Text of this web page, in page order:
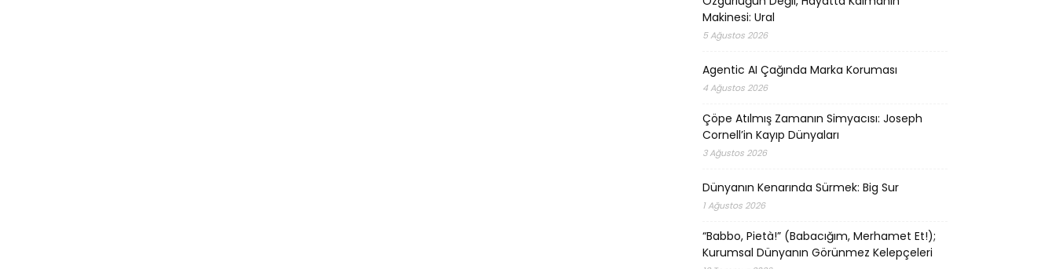
Makinesi: Ural
5 Ağustos 2026
Agentic AI Çağında Marka Koruması
4 Ağustos 2026
Çöpe Atılmış Zamanın Simyacısı: Joseph
Cornell’in Kayıp Dünyaları
3 Ağustos 2026
Dünyanın Kenarında Sürmek: Big Sur
1 Ağustos 2026
“Babbo, Pietà!” (Babacığım, Merhamet Et!);
Kurumsal Dünyanın Görünmez Kelepçeleri